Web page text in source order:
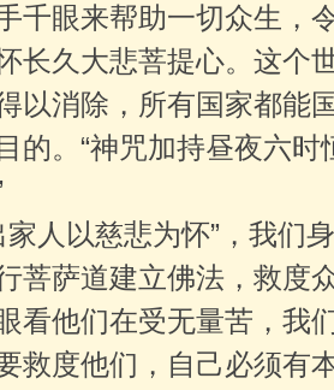
千眼来帮助一切众生，
长久大悲菩提心。这个
以消除，所有国家都能
的。“神咒加持昼夜六
人以慈悲为怀”，我们
菩萨道建立佛法，救度
看他们在受无量苦，我
救度他们，自己必须有